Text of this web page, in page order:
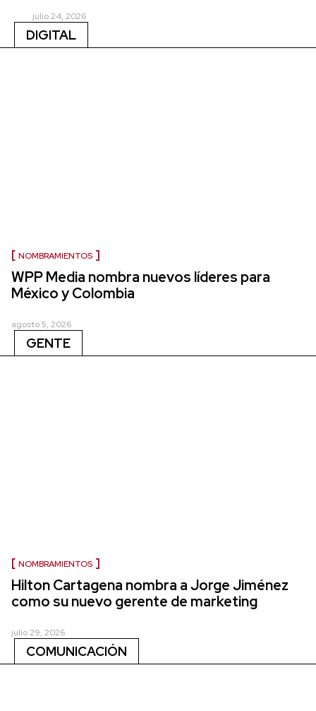
julio 24, 2026
DIGITAL
NOMBRAMIENTOS
WPP Media nombra nuevos líderes para
México y Colombia
agosto 5, 2026
GENTE
NOMBRAMIENTOS
Hilton Cartagena nombra a Jorge Jiménez
como su nuevo gerente de marketing
julio 29, 2026
COMUNICACIÓN